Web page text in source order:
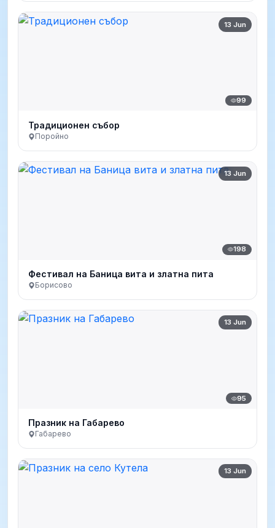
13 Jun
99
Традиционен събор
Поройно
13 Jun
198
Фестивал на Баница вита и златна пита
Борисово
13 Jun
95
Празник на Габарево
Габарево
13 Jun